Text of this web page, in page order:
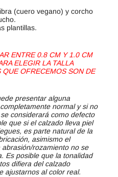
(cuero vegano) y corcho
plantillas.
ENTRE 0.8 CM Y 1.0 CM
ELEGIR LA TALLA
OFRECEMOS SON DE
presentar alguna
normal y si no
considerará como defecto
que si el calzado lleva piel
es parte natural de la
asimismo el
rozamiento no se
Es posible que la tonalidad
difiera del calzado
ajustarnos al color real.